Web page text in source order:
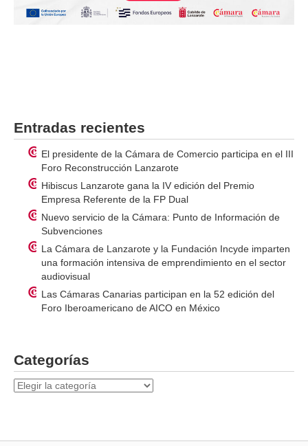
Entradas recientes
El presidente de la Cámara de Comercio participa en el III
Foro Reconstrucción Lanzarote
Hibiscus Lanzarote gana la IV edición del Premio
Empresa Referente de la FP Dual
Nuevo servicio de la Cámara: Punto de Información de
Subvenciones
La Cámara de Lanzarote y la Fundación Incyde imparten
una formación intensiva de emprendimiento en el sector
audiovisual
Las Cámaras Canarias participan en la 52 edición del
Foro Iberoamericano de AICO en México
Categorías
Categorías